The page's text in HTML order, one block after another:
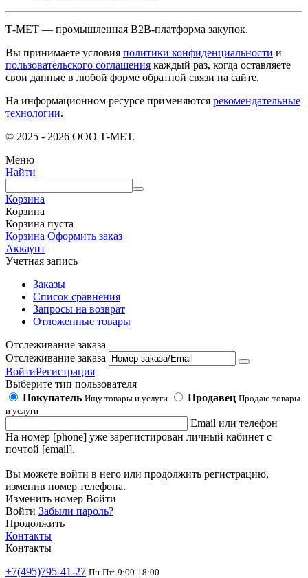
Т-МЕТ — промышленная B2B-платформа закупок.
Вы принимаете условия политики конфиденциальности и
пользовательского соглашения каждый раз, когда оставляете
свои данные в любой форме обратной связи на сайте.
На информационном ресурсе применяются рекомендательные
технологии.
© 2025 - 2026 ООО Т-МЕТ.
Меню
Найти
Корзина
Корзина
Корзина пуста
Корзина Оформить заказ
Аккаунт
Учетная запись
Заказы
Список сравнения
Запросы на возврат
Отложенные товары
Отслеживание заказа
Отслеживание заказа
ВойтиРегистрация
Выберите тип пользователя
Покупатель Ищу товары и услуги Продавец Продаю товары
и услуги
Email или телефон
На номер [phone] уже зарегистирован личный кабинет с
почтой [email].
Вы можете войти в него или продолжить регистрацию,
изменив номер телефона.
Изменить номер Войти
Войти Забыли пароль?
Продолжить
Контакты
Контакты
+7(495)795-41-27 Пн-Пт: 9:00-18:00